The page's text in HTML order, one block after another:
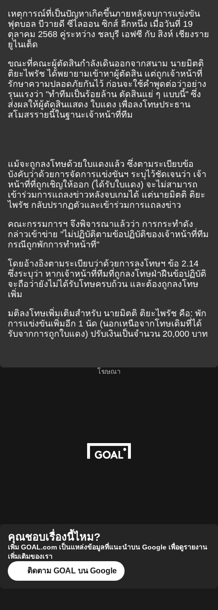
เหตุการณ์ที่เป็นปัญหาเกิดขึ้นภายหลังจบการแข่งขัน
ฟุตบอล บีวายดี ซีไลออน ซิกส์ ลีกหนึ่ง เมื่อวันที่ 19
ตุลาคม 2568 คู่ระหว่าง ชลบุรี เอฟซี กับ สิงห์ เชียงราย
ยูไนเต็ด
ขณะที่คณะผู้ตัดสินกำลังเดินออกจากสนาม นายมิตติ
ติยะไพรัช ได้พยายามเข้าหาผู้ตัดสิน แต่ถูกเจ้าหน้าที่
รักษาความปลอดภัยกันไว้ ก่อนจะใช้คำพูดต่อว่าอย่าง
รุนแรงว่า "ทำทีมเป็นร้อยล้าน ตัดสินแย่ ๆ แบบนี้" ซึ่ง
ส่งผลให้ผู้ตัดสินแสดง ใบแดง เพื่อลงโทษประธาน
สโมสรรายนี้ในฐานะเจ้าหน้าที่ทีม
แม้จะถูกลงโทษด้วยใบแดงแล้ว ซึ่งตามระเบียบข้อ
บังคับว่าด้วยการจัดการแข่งขันฯ ระบุไว้ชัดเจนว่า เจ้า
หน้าที่ที่ถูกเชิญให้ออก (ได้รับใบแดง) จะไม่สามารถ
เข้าร่วมการแถลงข่าวหลังจบเกมได้ แต่นายมิตติ ติยะ
ไพรัช กลับปรากฏตัวและเข้าร่วมการแถลงข่าว
คณะกรรมการฯ จึงพิจารณาแล้วว่า การกระทำดัง
กล่าวเข้าข่าย "ไม่ปฏิบัติตามข้อปฏิบัติของเจ้าหน้าที่ทีม
กรณีถูกพักการทำหน้าที่"
โดยอ้างอิงตามระเบียบว่าด้วยการลงโทษฯ ข้อ 2.14
ซึ่งระบุว่า หากเจ้าหน้าที่ทีมที่ถูกลงโทษฝ่าฝืนข้อปฏิบัติ
จะถือว่ายังไม่ได้รับโทษครบถ้วน และต้องถูกลงโทษ
เพิ่ม
มติลงโทษเพิ่มเติมสำหรับ นายมิตติ ติยะไพรัช คือ: พัก
การแข่งขันเพิ่มอีก 1 นัด (นอกเหนือจากโทษเดิมที่ได้
รับจากการถูกใบแดง) ปรับเงินเป็นจำนวน 20,000 บาท
โฆษณา
คุณชอบเรื่องนี้ไหม?
เพิ่ม GOAL.com เป็นแหล่งข้อมูลที่แนะนำบน Google เพื่อดูรายงาน
เพิ่มเติมของเรา
ติดตาม GOAL บน Google